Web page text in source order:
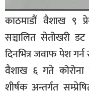
काठमाडौं वैशाख ९
सञ्चालित सेतोखरी
दिनभित्र जवाफ पेश
वैशाख ६ गते
शीर्षक अन्तर्गत